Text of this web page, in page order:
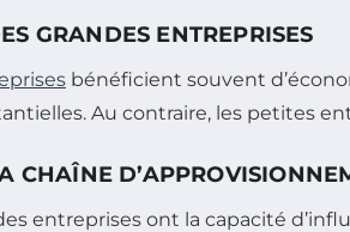
GRANDES ENTREPRISES
bénéficient souvent
Au contraire, les petites
CHAÎNE
entreprises ont la capacité